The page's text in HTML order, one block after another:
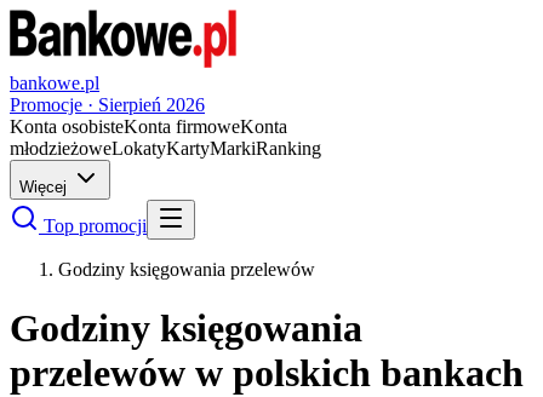
bankowe.pl
Promocje · Sierpień 2026
Konta osobisteKonta firmoweKonta
młodzieżoweLokatyKartyMarkiRanking
Więcej
Top promocji
Godziny księgowania przelewów
Godziny księgowania
przelewów w polskich bankach